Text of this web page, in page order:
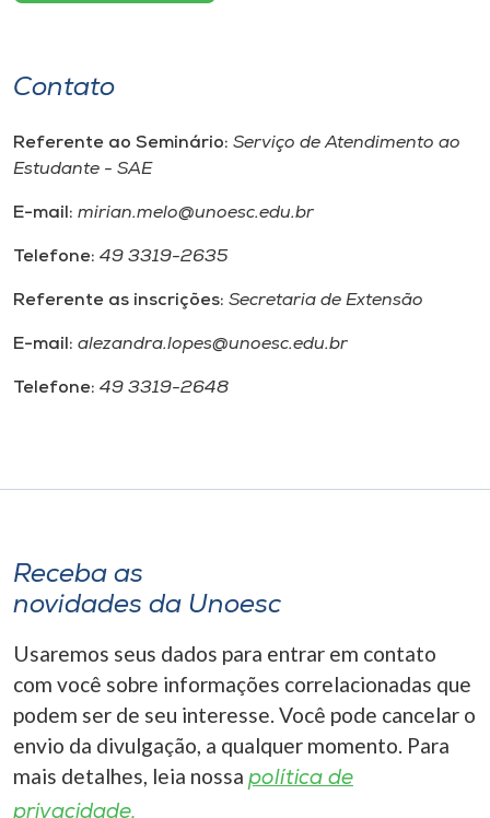
Contato
Referente ao Seminário: Serviço de Atendimento ao
Estudante - SAE
E-mail: mirian.melo@unoesc.edu.br
Telefone: 49 3319-2635
Referente as inscrições: Secretaria de Extensão
E-mail: alezandra.lopes@unoesc.edu.br
Telefone: 49 3319-2648
Receba as
novidades da Unoesc
Usaremos seus dados para entrar em contato
com você sobre informações correlacionadas que
podem ser de seu interesse. Você pode cancelar o
envio da divulgação, a qualquer momento. Para
mais detalhes, leia nossa política de
privacidade.